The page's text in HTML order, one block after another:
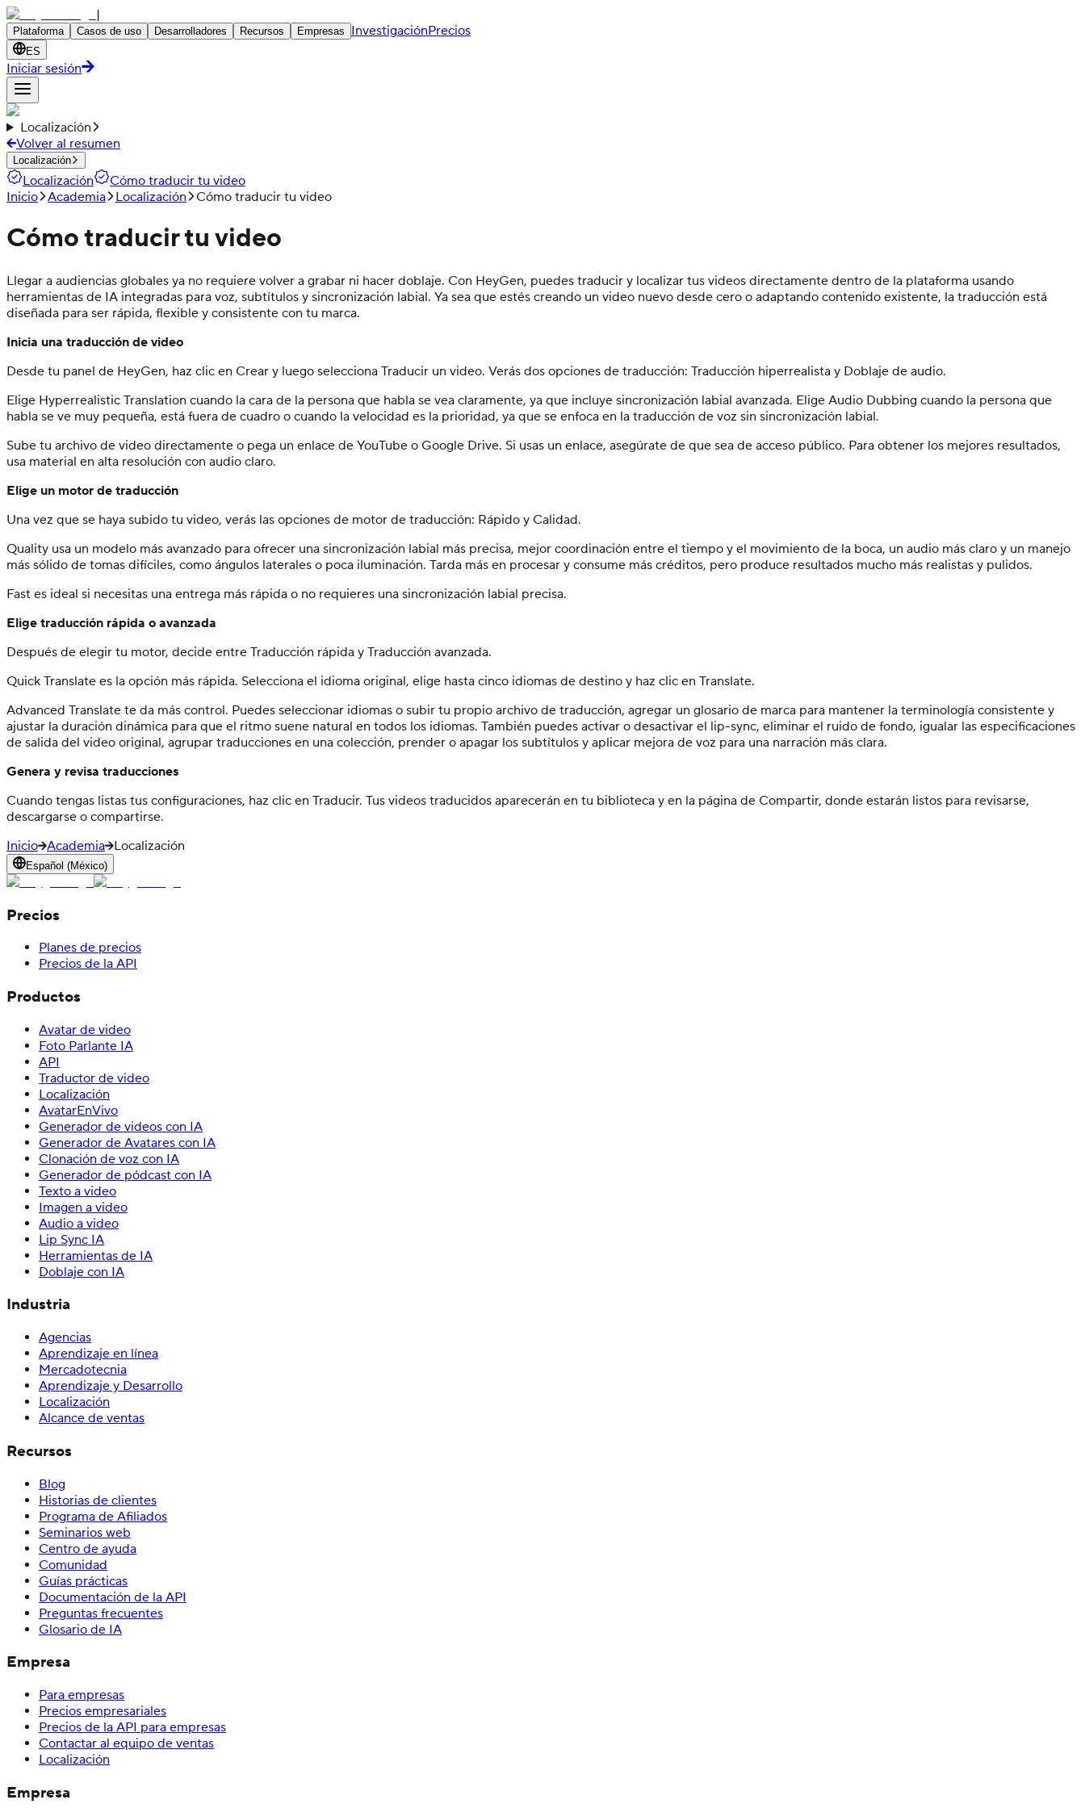
|
Plataforma Casos de uso Desarrolladores Recursos Empresas InvestigaciónPrecios
ES
Iniciar sesión
Localización
Volver al resumen
Localización
Localización
Cómo traducir tu video
Inicio Academia Localización Cómo traducir tu video
Cómo traducir tu video
Llegar a audiencias globales ya no requiere volver a grabar ni hacer doblaje. Con HeyGen, puedes traducir y localizar tus videos directamente dentro de la plataforma usando
herramientas de IA integradas para voz, subtítulos y sincronización labial. Ya sea que estés creando un video nuevo desde cero o adaptando contenido existente, la traducción está
diseñada para ser rápida, flexible y consistente con tu marca.
Inicia una traducción de video
Desde tu panel de HeyGen, haz clic en Crear y luego selecciona Traducir un video. Verás dos opciones de traducción: Traducción hiperrealista y Doblaje de audio.
Elige Hyperrealistic Translation cuando la cara de la persona que habla se vea claramente, ya que incluye sincronización labial avanzada. Elige Audio Dubbing cuando la persona que
habla se ve muy pequeña, está fuera de cuadro o cuando la velocidad es la prioridad, ya que se enfoca en la traducción de voz sin sincronización labial.
Sube tu archivo de video directamente o pega un enlace de YouTube o Google Drive. Si usas un enlace, asegúrate de que sea de acceso público. Para obtener los mejores resultados,
usa material en alta resolución con audio claro.
Elige un motor de traducción
Una vez que se haya subido tu video, verás las opciones de motor de traducción: Rápido y Calidad.
Quality usa un modelo más avanzado para ofrecer una sincronización labial más precisa, mejor coordinación entre el tiempo y el movimiento de la boca, un audio más claro y un manejo
más sólido de tomas difíciles, como ángulos laterales o poca iluminación. Tarda más en procesar y consume más créditos, pero produce resultados mucho más realistas y pulidos.
Fast es ideal si necesitas una entrega más rápida o no requieres una sincronización labial precisa.
Elige traducción rápida o avanzada
Después de elegir tu motor, decide entre Traducción rápida y Traducción avanzada.
Quick Translate es la opción más rápida. Selecciona el idioma original, elige hasta cinco idiomas de destino y haz clic en Translate.
Advanced Translate te da más control. Puedes seleccionar idiomas o subir tu propio archivo de traducción, agregar un glosario de marca para mantener la terminología consistente y
ajustar la duración dinámica para que el ritmo suene natural en todos los idiomas. También puedes activar o desactivar el lip-sync, eliminar el ruido de fondo, igualar las especificaciones
de salida del video original, agrupar traducciones en una colección, prender o apagar los subtítulos y aplicar mejora de voz para una narración más clara.
Genera y revisa traducciones
Cuando tengas listas tus configuraciones, haz clic en Traducir. Tus videos traducidos aparecerán en tu biblioteca y en la página de Compartir, donde estarán listos para revisarse,
descargarse o compartirse.
Inicio Academia Localización
Español (México)
Precios
Planes de precios
Precios de la API
Productos
Avatar de video
Foto Parlante IA
API
Traductor de video
Localización
AvatarEnVivo
Generador de videos con IA
Generador de Avatares con IA
Clonación de voz con IA
Generador de pódcast con IA
Texto a video
Imagen a video
Audio a video
Lip Sync IA
Herramientas de IA
Doblaje con IA
Industria
Agencias
Aprendizaje en línea
Mercadotecnia
Aprendizaje y Desarrollo
Localización
Alcance de ventas
Recursos
Blog
Historias de clientes
Programa de Afiliados
Seminarios web
Centro de ayuda
Comunidad
Guías prácticas
Documentación de la API
Preguntas frecuentes
Glosario de IA
Empresa
Para empresas
Precios empresariales
Precios de la API para empresas
Contactar al equipo de ventas
Localización
Empresa